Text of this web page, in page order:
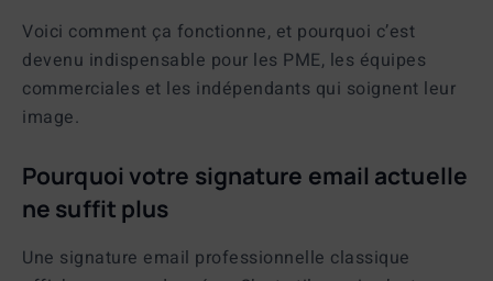
Voici comment ça fonctionne, et pourquoi c’est
devenu indispensable pour les PME, les équipes
commerciales et les indépendants qui soignent leur
image.
Pourquoi votre signature email actuelle
ne suffit plus
Une signature email professionnelle classique